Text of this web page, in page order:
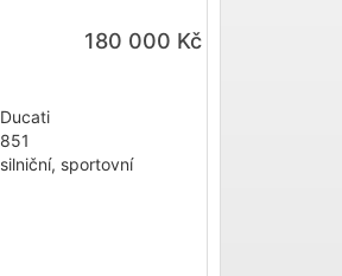
180 000 Kč
Ducati
851
silniční, sportovní